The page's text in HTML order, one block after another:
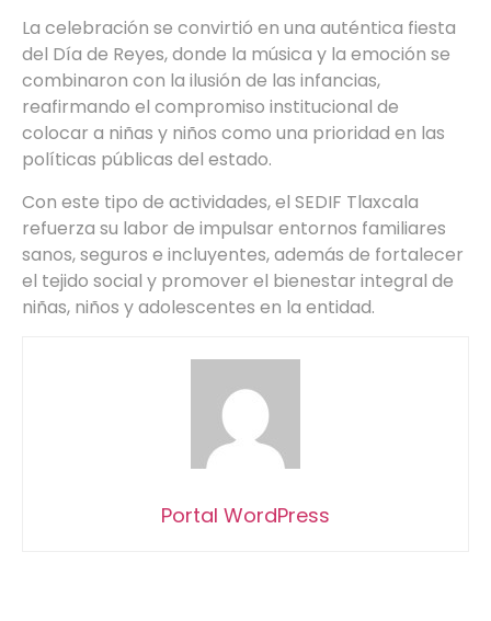
La celebración se convirtió en una auténtica fiesta
del Día de Reyes, donde la música y la emoción se
combinaron con la ilusión de las infancias,
reafirmando el compromiso institucional de
colocar a niñas y niños como una prioridad en las
políticas públicas del estado.
Con este tipo de actividades, el SEDIF Tlaxcala
refuerza su labor de impulsar entornos familiares
sanos, seguros e incluyentes, además de fortalecer
el tejido social y promover el bienestar integral de
niñas, niños y adolescentes en la entidad.
Portal WordPress